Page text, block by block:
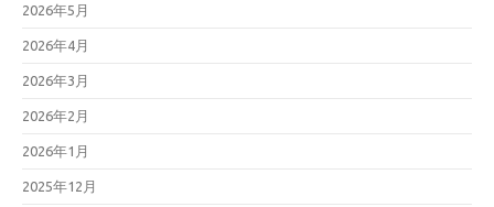
2026年5月
2026年4月
2026年3月
2026年2月
2026年1月
2025年12月